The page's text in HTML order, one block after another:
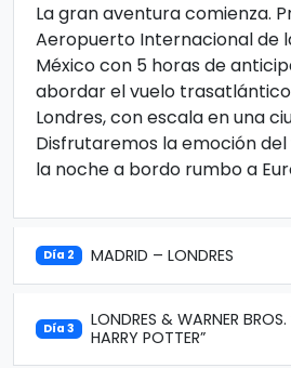
La gran aventura comienza.
Aeropuerto Internacional de
México con 5 horas de
abordar el vuelo
Londres, con escala en una
Disfrutaremos la emoción
la noche a bordo rumbo a
Día 2 MADRID – LONDRES
Día 3
LONDRES & WARNER
HARRY POTTER”